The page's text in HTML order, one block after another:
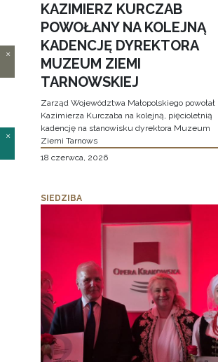
KAZIMIERZ KURCZAB
POWOŁANY NA KOLEJNĄ
KADENCJĘ DYREKTORA
MUZEUM ZIEMI
TARNOWSKIEJ
Zarząd Województwa Małopolskiego powołał
Kazimierza Kurczaba na kolejną, pięcioletnią
kadencję na stanowisku dyrektora Muzeum
Ziemi Tarnows
18 czerwca, 2026
SIEDZIBA